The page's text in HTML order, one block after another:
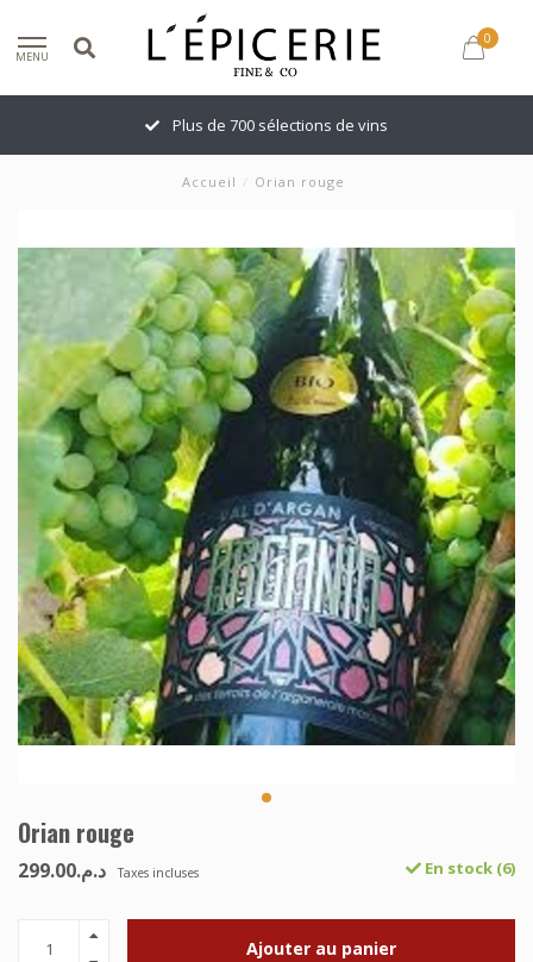
MENU
0
Plus de 700 sélections de vins
Accueil / Orian rouge
Orian rouge
د.م.299.00 Taxes incluses En stock (6)
Ajouter au panier